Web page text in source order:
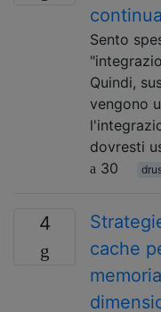
Sento
Quindi,
vengono
dovresti
30
4
cache